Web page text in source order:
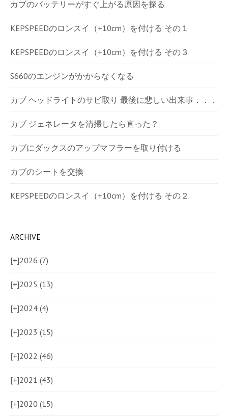
カブのバッテリーがすぐ上がる原因を探る
KEPSPEEDのロンスイ（+10cm）を付ける その１
KEPSPEEDのロンスイ（+10cm）を付ける その３
S660のエンジンがかからなくなる
カブ ヘッドライトのサビ取り 最後に悲しい出来事．．．
カブ ジェネレータを清掃したら直った？
カブにダックスのアップマフラーを取り付ける
カブのシートを交換
KEPSPEEDのロンスイ（+10cm）を付ける その２
ARCHIVE
[+]2026 (7)
[+]2025 (13)
[+]2024 (4)
[+]2023 (15)
[+]2022 (46)
[+]2021 (43)
[+]2020 (15)